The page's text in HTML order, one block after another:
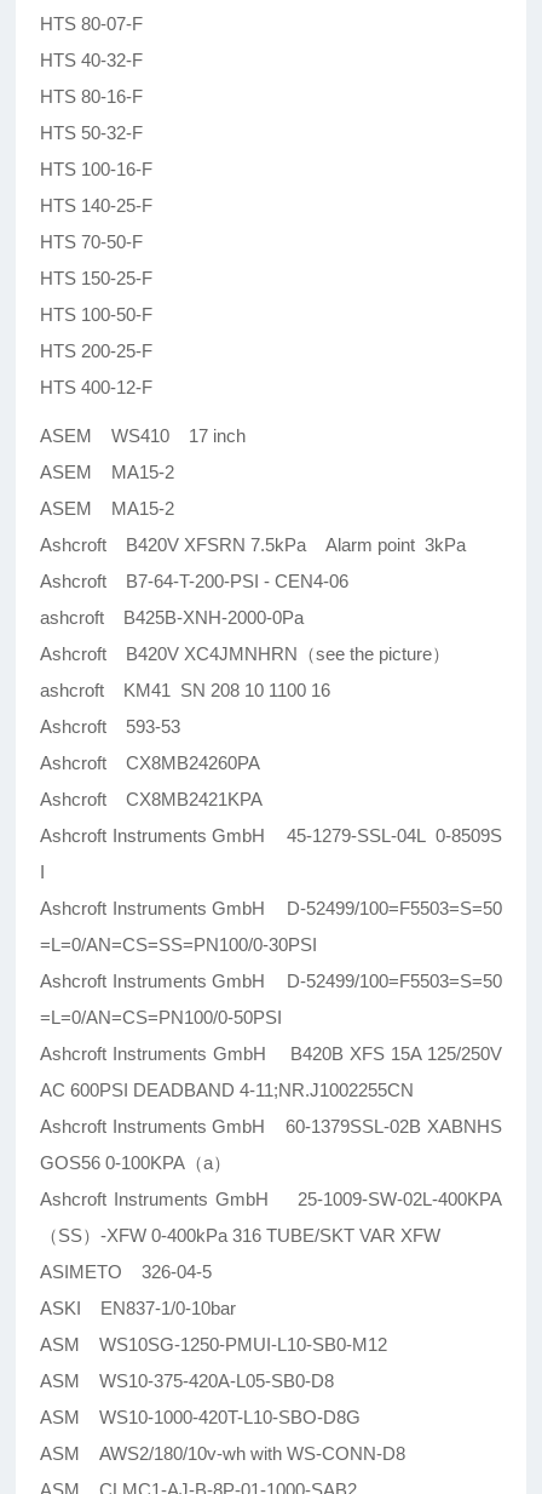
HTS 80-07-F
HTS 40-32-F
HTS 80-16-F
HTS 50-32-F
HTS 100-16-F
HTS 140-25-F
HTS 70-50-F
HTS 150-25-F
HTS 100-50-F
HTS 200-25-F
HTS 400-12-F
ASEM WS410 17 inch
ASEM MA15-2
ASEM MA15-2
Ashcroft B420V XFSRN 7.5kPa Alarm point 3kPa
Ashcroft B7-64-T-200-PSI - CEN4-06
ashcroft B425B-XNH-2000-0Pa
Ashcroft B420V XC4JMNHRN（see the picture）
ashcroft KM41 SN 208 10 1100 16
Ashcroft 593-53
Ashcroft CX8MB24260PA
Ashcroft CX8MB2421KPA
Ashcroft Instruments GmbH 45-1279-SSL-04L 0-8509S
I
Ashcroft Instruments GmbH D-52499/100=F5503=S=50
=L=0/AN=CS=SS=PN100/0-30PSI
Ashcroft Instruments GmbH D-52499/100=F5503=S=50
=L=0/AN=CS=PN100/0-50PSI
Ashcroft Instruments GmbH B420B XFS 15A 125/250V
AC 600PSI DEADBAND 4-11;NR.J1002255CN
Ashcroft Instruments GmbH 60-1379SSL-02B XABNHS
GOS56 0-100KPA（a）
Ashcroft Instruments GmbH 25-1009-SW-02L-400KPA
（SS）-XFW 0-400kPa 316 TUBE/SKT VAR XFW
ASIMETO 326-04-5
ASKI EN837-1/0-10bar
ASM WS10SG-1250-PMUI-L10-SB0-M12
ASM WS10-375-420A-L05-SB0-D8
ASM WS10-1000-420T-L10-SBO-D8G
ASM AWS2/180/10v-wh with WS-CONN-D8